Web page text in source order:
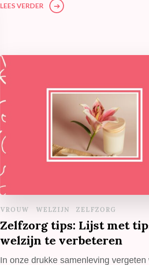
LEES VERDER
VROUW WELZIJN ZELFZORG
Zelfzorg tips: Lijst met
welzijn te verbeteren
In onze drukke samenleving vergeten